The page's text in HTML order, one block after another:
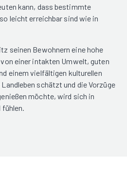
kann, dass bestimmte
leicht erreichbar sind wie in
seinen Bewohnern eine hohe
einer intakten Umwelt, guten
einem vielfältigen kulturellen
schätzt und die Vorzüge
möchte, wird sich in